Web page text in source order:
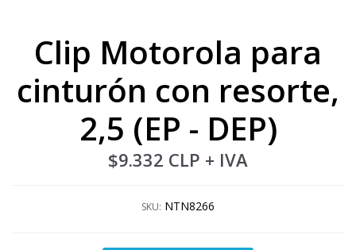
Clip Motorola para
cinturón con resorte,
2,5 (EP - DEP)
$9.332 CLP + IVA
SKU: NTN8266